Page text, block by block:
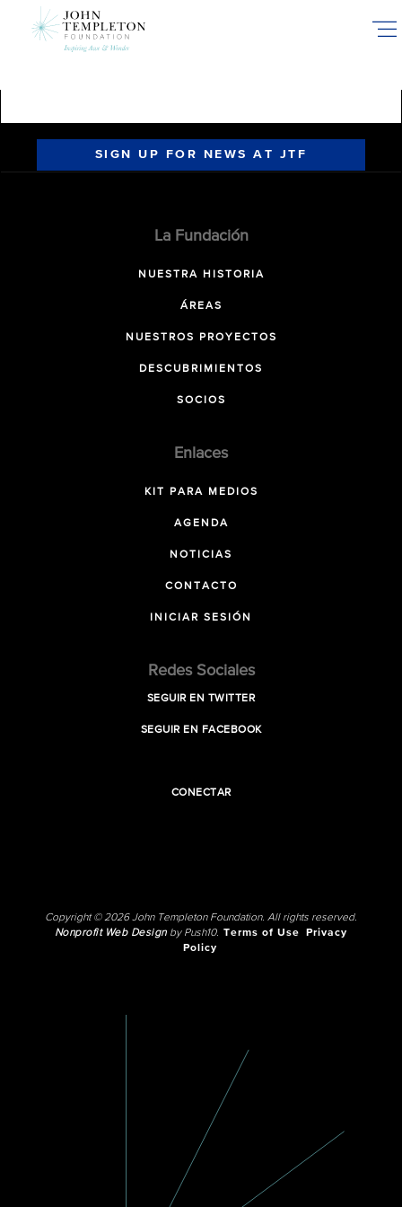
SIGN UP FOR NEWS AT JTF
La Fundación
NUESTRA HISTORIA
ÁREAS
NUESTROS PROYECTOS
DESCUBRIMIENTOS
SOCIOS
Enlaces
KIT PARA MEDIOS
AGENDA
NOTICIAS
CONTACTO
INICIAR SESIÓN
Redes Sociales
SEGUIR EN TWITTER
SEGUIR EN FACEBOOK
CONECTAR
Copyright © 2026 John Templeton Foundation. All rights reserved.
Nonprofit Web Designby Push10. Terms of Use
Privacy
Policy